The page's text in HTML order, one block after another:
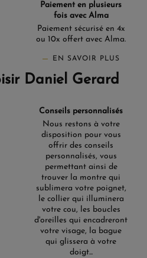
Paiement en plusieurs
fois avec Alma
Paiement sécurisé en 4x
ou 10x offert avec Alma.
EN SAVOIR PLUS
Daniel Gerard
Conseils personnalisés
Nous restons à votre
disposition pour vous
offrir des conseils
personnalisés, vous
permettant ainsi de
trouver la montre qui
sublimera votre poignet,
le collier qui illuminera
votre cou, les boucles
d'oreilles qui encadreront
votre visage, la bague
qui glissera à votre
doigt...